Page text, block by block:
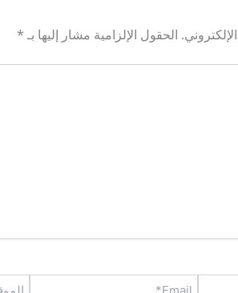
الحقول الإلزامية مشار إليها بـ *
Email* الموقع